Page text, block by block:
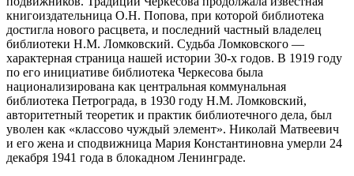
книгоиздательница О.Н. Попова, при которой библиотека
достигла нового расцвета, и последний частный владелец
библиотеки Н.М. Ломковский. Судьба Ломковского —
характерная страница нашей истории 30-х годов. В 1919 году
по его инициативе библиотека Черкесова была
национализирована как центральная коммунальная
библиотека Петрограда, в 1930 году Н.М. Ломковский,
авторитетный теоретик и практик библиотечного дела, был
уволен как «классово чуждый элемент». Николай Матвеевич
и его жена и сподвижница Мария Константиновна умерли 24
декабря 1941 года в блокадном Ленинграде.